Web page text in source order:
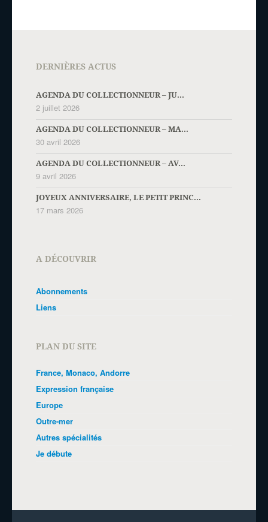
DERNIÈRES ACTUS
AGENDA DU COLLECTIONNEUR – JU...
2 juillet 2026
AGENDA DU COLLECTIONNEUR – MA...
30 avril 2026
AGENDA DU COLLECTIONNEUR – AV...
9 avril 2026
JOYEUX ANNIVERSAIRE, LE PETIT PRINC...
17 mars 2026
A DÉCOUVRIR
Abonnements
Liens
PLAN DU SITE
France, Monaco, Andorre
Expression française
Europe
Outre-mer
Autres spécialités
Je débute